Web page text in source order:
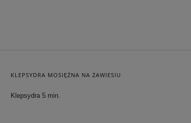
KLEPSYDRA MOSIĘŻNA NA ZAWIESIU
Klepsydra 5 min.